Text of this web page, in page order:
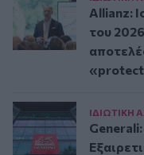
Allianz:
του
ΙΔΙΩΤΙΚΗ